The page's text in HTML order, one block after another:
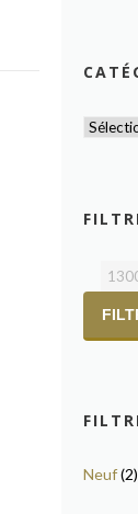
Prix
min
Neuf(2)